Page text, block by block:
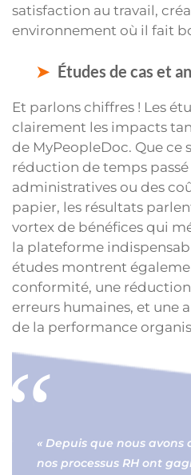
satisfaction au travail,
environnement où il fait
Études de cas et
Et parlons chiffres ! Les
clairement les impacts
de MyPeopleDoc. Que ce
réduction de temps passé
administratives ou des
papier, les résultats
vortex de bénéfices qui
la plateforme
études montrent
conformité, une réduction
erreurs humaines, et une
de la performance
« Depuis que nous avons
nos processus RH ont